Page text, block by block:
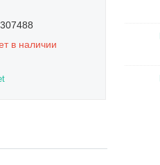
в наличии